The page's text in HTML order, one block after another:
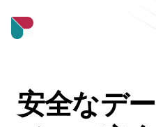
私たちについて
安全なデ